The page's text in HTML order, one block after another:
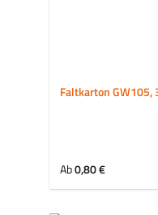
Faltkarton
Regulärer Preis:
Ab0,80 €